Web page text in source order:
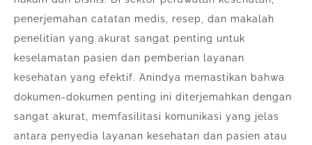
penerjemahan catatan medis, resep, dan makalah
penelitian yang akurat sangat penting untuk
keselamatan pasien dan pemberian layanan
kesehatan yang efektif. Anindya memastikan bahwa
dokumen-dokumen penting ini diterjemahkan dengan
sangat akurat, memfasilitasi komunikasi yang jelas
antara penyedia layanan kesehatan dan pasien atau